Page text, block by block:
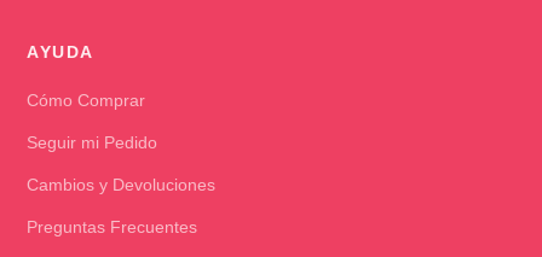
AYUDA
Cómo Comprar
Seguir mi Pedido
Cambios y Devoluciones
Preguntas Frecuentes